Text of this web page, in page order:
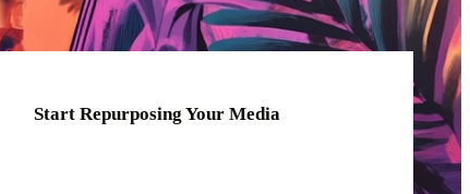
Start Repurposing Your Media